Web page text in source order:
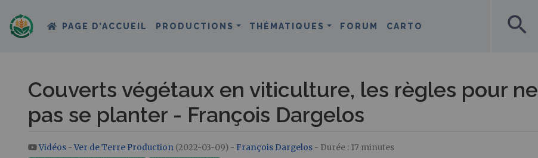
PAGE D’ACCUEIL PRODUCTIONS THÉMATIQUES FORUM CARTO search
Couverts végétaux en viticulture, les règles pour ne
pas se planter - François Dargelos
Aller à :navigation,rechercher
Vidéos - Ver de Terre Production (2022-03-09) - François Dargelos - Durée : 17 minutes